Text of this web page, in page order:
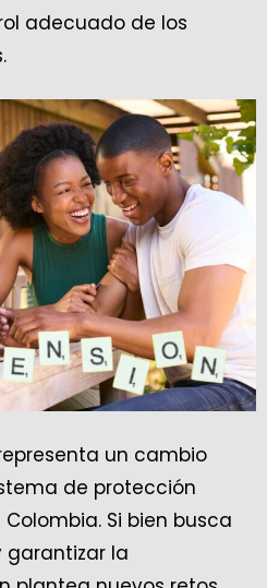
adecuado de los
un cambio
de protección
Si bien busca
garantizar la